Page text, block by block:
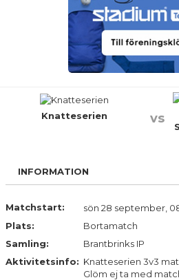
TRUPPEN
DOKUMENT
KONTAKT
Knatteserien vs
INFORMATION
Matchstart:
sön 28 september,
Plats:
Bortamatch
Samling:
Brantbrinks IP
Aktivitetsinfo: Knatteserien 3v3
Glöm ej ta med